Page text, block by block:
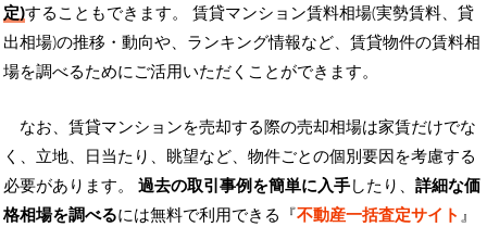
定)することもできます。 賃貸マンション賃料相場(実勢賃料、貸
出相場)の推移・動向や、ランキング情報など、賃貸物件の賃料相
場を調べるためにご活用いただくことができます。
なお、賃貸マンションを売却する際の売却相場は家賃だけでな
く、立地、日当たり、眺望など、物件ごとの個別要因を考慮する
必要があります。 過去の取引事例を簡単に入手したり、 詳細な価
格相場を調べるには無料で利用できる『不動産一括査定サイト 』